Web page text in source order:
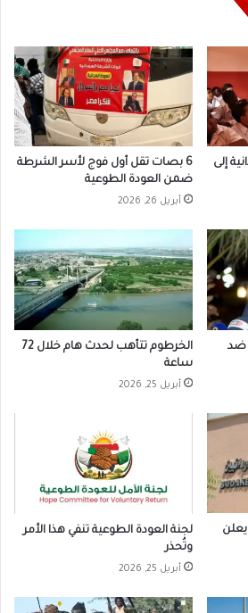
إلى
6 بصات تقل أول فوج لأسر الشرطة
ضمن العودة الطوعية
أبريل 26, 2026
ضد
الخرطوم تتأهب لحدث هام خلال 72
ساعة
أبريل 25, 2026
يعلن
لجنة العودة الطوعية تنفي هذا الأمر
وتُحذر
أبريل 25, 2026